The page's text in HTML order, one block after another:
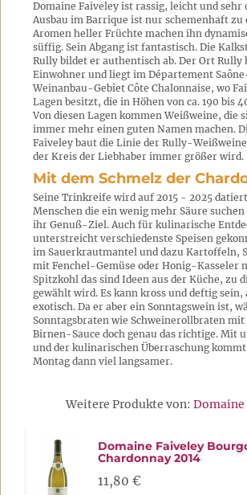
Domaine Faiveley ist rassig, leicht und sehr
Ausbau im Barrique ist nur schemenhaft zu
Aromen heller Früchte machen ihn
süffig. Sein Abgang ist fantastisch. Die
Rully bildet er authentisch ab. Der Ort Rully
Einwohner und liegt im Département
Weinanbau-Gebiet Côte Chalonnaise, wo
Lagen besitzt, die in Höhen von ca. 190 bis
Von diesen Lagen kommen Weißweine, die
immer mehr einen guten Namen machen.
Faiveley baut die Linie der Rully-
der Kreis der Liebhaber immer größer wird.
Mit dem Schmelz der
Seine Trinkreife wird auf 2015 - 2025
Menschen die ein wenig mehr Säure
ihr Genuß-Ziel. Auch für kulinarische
unterstreicht verschiedenste Speisen
im Sauerkrautmantel und dazu Kartoffeln,
mit Fenchel-Gemüse oder Honig-Kasseler
Spitzkohl das sind Ideen aus der Küche, zu
gewählt wird. Es kann kross und deftig sein,
exotisch. Da er aber ein Sonntagswein ist,
Sonntagsbraten wie Schweinerollbraten
Birnen-Sauce doch genau das richtige. Mit
und der kulinarischen Überraschung
Montag dann viel langsamer.
Weitere Produkte von: Domaine
Domaine Faiveley
Chardonnay 2014
11,80 €